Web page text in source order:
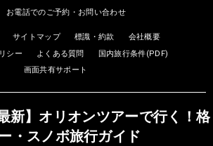
お電話でのご予約・お問い合わせ
サイトマップ 標識・約款
会社概要
シー
よくある質問
国内旅行条件(PDF)
画面共有サポート
新】オリオンツアーで行く！格
・スノボ旅行ガイド